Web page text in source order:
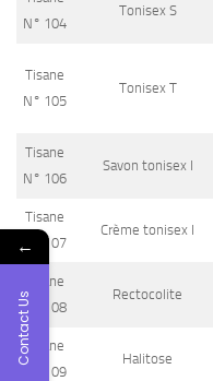
N° 104
Tonisex S
Tisane
N° 105
Tonisex T
Tisane
N° 106
Savon tonisex I
Tisane
N° 107
Crème tonisex I
Tisane
N° 108
Rectocolite
Tisane
N° 109
Halitose
←
Contact Us